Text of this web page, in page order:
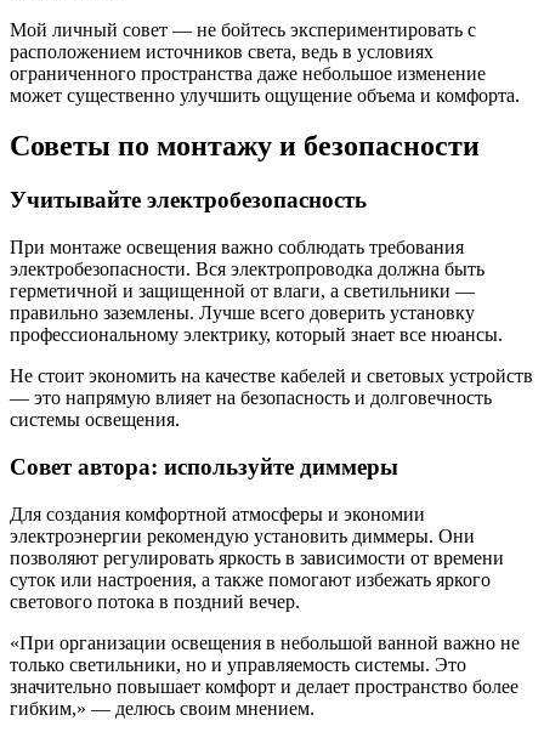
Мой личный совет — не бойтесь экспериментировать с
расположением источников света, ведь в условиях
ограниченного пространства даже небольшое изменение
может существенно улучшить ощущение объема и комфорта.
Советы по монтажу и безопасности
Учитывайте электробезопасность
При монтаже освещения важно соблюдать требования
электробезопасности. Вся электропроводка должна быть
герметичной и защищенной от влаги, а светильники —
правильно заземлены. Лучше всего доверить установку
профессиональному электрику, который знает все нюансы.
Не стоит экономить на качестве кабелей и световых устройств
— это напрямую влияет на безопасность и долговечность
системы освещения.
Совет автора: используйте диммеры
Для создания комфортной атмосферы и экономии
электроэнергии рекомендую установить диммеры. Они
позволяют регулировать яркость в зависимости от времени
суток или настроения, а также помогают избежать яркого
светового потока в поздний вечер.
«При организации освещения в небольшой ванной важно не
только светильники, но и управляемость системы. Это
значительно повышает комфорт и делает пространство более
гибким,» — делюсь своим мнением.